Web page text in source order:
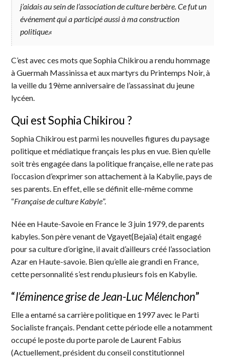
j’aidais au sein de l’association de culture berbère. Ce fut un
événement qui a participé aussi à ma construction
politique.«
C’est avec ces mots que Sophia Chikirou a rendu hommage
à Guermah Massinissa et aux martyrs du Printemps Noir, à
la veille du 19ème anniversaire de l’assassinat du jeune
lycéen.
Qui est Sophia Chikirou ?
Sophia Chikirou est parmi les nouvelles figures du paysage
politique et médiatique français les plus en vue. Bien qu’elle
soit très engagée dans la politique française, elle ne rate pas
l’occasion d’exprimer son attachement à la Kabylie, pays de
ses parents. En effet, elle se définit elle-même comme
“Française de culture Kabyle”.
Née en Haute-Savoie en France le 3 juin 1979, de parents
kabyles. Son père venant de Vgayet{Bejaïa} était engagé
pour sa culture d’origine, il avait d’ailleurs créé l’association
Azar en Haute-savoie. Bien qu’elle aie grandi en France,
cette personnalité s’est rendu plusieurs fois en Kabylie.
“l’éminence grise de Jean-Luc Mélenchon”
Elle a entamé sa carrière politique en 1997 avec le Parti
Socialiste français. Pendant cette période elle a notamment
occupé le poste du porte parole de Laurent Fabius
(Actuellement, président du conseil constitutionnel